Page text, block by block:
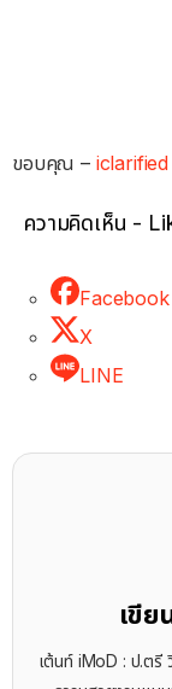
ขอบคุณ – iclarified
ความคิดเห็น -
Facebook
X
LINE
เขีย
เต้นท์ iMoD : ป.ตรี